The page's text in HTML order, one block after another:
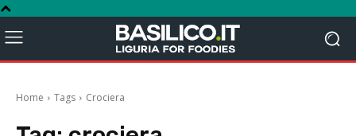
Home Tags Crociera